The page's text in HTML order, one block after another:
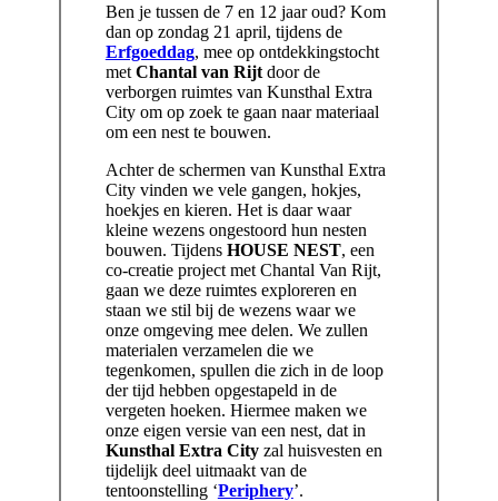
Ben je tussen de 7 en 12 jaar oud? Kom
dan op zondag 21 april, tijdens de
Erfgoeddag, mee op ontdekkingstocht
met Chantal van Rijtdoor de
verborgen ruimtes van Kunsthal Extra
City om op zoek te gaan naar materiaal
om een nest te bouwen.
Achter de schermen van Kunsthal Extra
City vinden we vele gangen, hokjes,
hoekjes en kieren. Het is daar waar
kleine wezens ongestoord hun nesten
bouwen. Tijdens HOUSE NEST, een
co-creatie project met Chantal Van Rijt,
gaan we deze ruimtes exploreren en
staan we stil bij de wezens waar we
onze omgeving mee delen. We zullen
materialen verzamelen die we
tegenkomen, spullen die zich in de loop
der tijd hebben opgestapeld in de
vergeten hoeken. Hiermee maken we
onze eigen versie van een nest, dat in
Kunsthal Extra Cityzal huisvesten en
tijdelijk deel uitmaakt van de
tentoonstelling ‘Periphery’.